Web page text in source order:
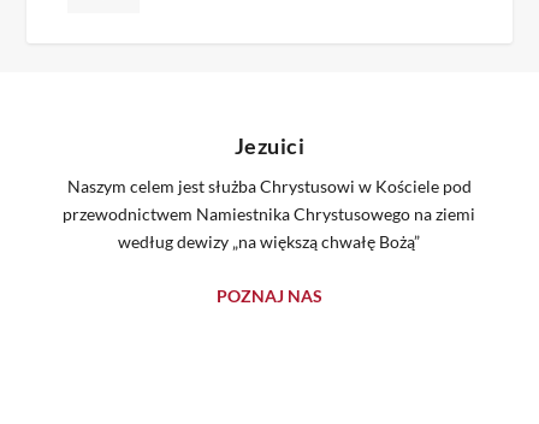
Jezuici
Naszym celem jest służba Chrystusowi w Kościele pod
przewodnictwem Namiestnika Chrystusowego na ziemi
według dewizy „na większą chwałę Bożą”
POZNAJ NAS